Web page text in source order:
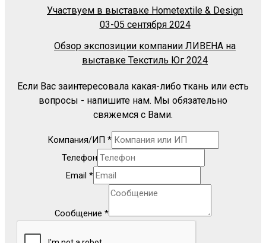
Участвуем в выставке Hometextile & Design
03-05 сентября 2024
Обзор экспозиции компании ЛИВЕНА на
выставке Текстиль Юг 2024
Если Вас заинтересовала какая-либо ткань или есть
вопросы - напишите нам. Мы обязательно
свяжемся с Вами.
Компания/ИП *
Телефон
Email *
Сообщение *